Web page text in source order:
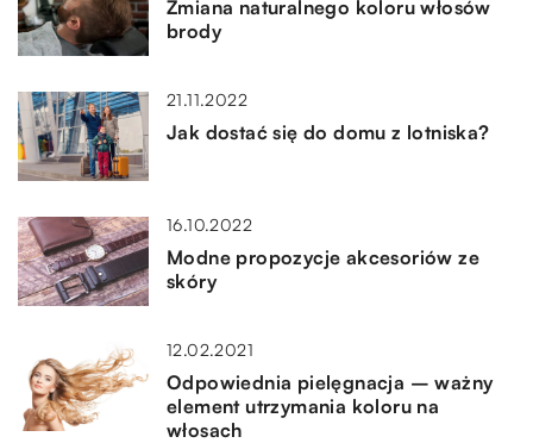
Zmiana naturalnego koloru włosów
brody
21.11.2022
Jak dostać się do domu z lotniska?
16.10.2022
Modne propozycje akcesoriów ze
skóry
12.02.2021
Odpowiednia pielęgnacja – ważny
element utrzymania koloru na
włosach